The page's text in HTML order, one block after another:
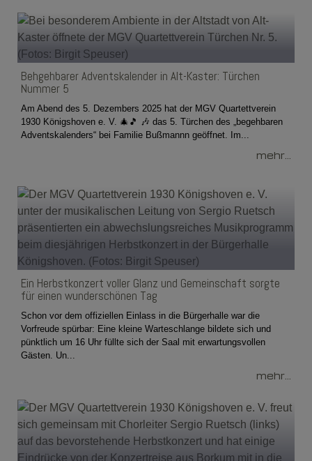
Behgehbarer Adventskalender in Alt-Kaster: Türchen
Nummer 5
Am Abend des 5. Dezembers 2025 hat der MGV Quartettverein
1930 Königshoven e. V. 🎄🎵 🎶 das 5. Türchen des „begehbaren
Adventskalenders“ bei Familie Bußmannn geöffnet. Im...
mehr...
Ein Herbstkonzert voller Glanz und Gemeinschaft sorgte
für einen wunderschönen Tag
Schon vor dem offiziellen Einlass in die Bürgerhalle war die
Vorfreude spürbar: Eine kleine Warteschlange bildete sich und
pünktlich um 16 Uhr füllte sich der Saal mit erwartungsvollen
Gästen. Un...
mehr...